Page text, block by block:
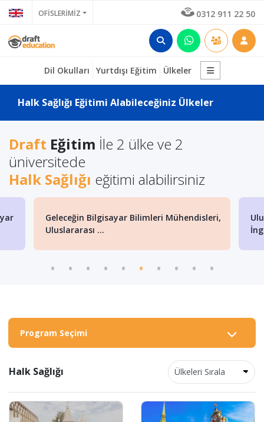
OFİSLERİMİZ 0312 911 22 50
Dil Okulları Yurtdışı Eğitim Ülkeler
Halk Sağlığı Eğitimi Alabileceğiniz Ülkeler
Draft Eğitim İle 2 ülke ve 2
üniversitede
Halk Sağlığı eğitimi alabilirsiniz
Geleceğin Bilgisayar Bilimleri Mühendisleri,
Uluslararası ...
Program Seçimi
Halk Sağlığı